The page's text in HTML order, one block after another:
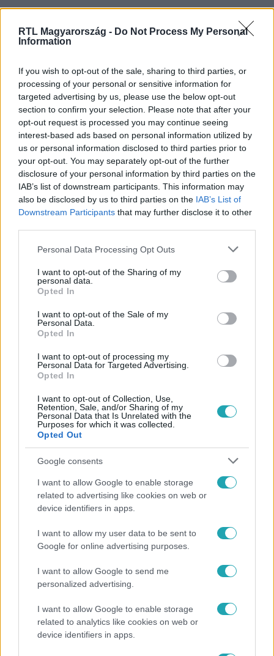
RTL Magyarország - Do Not Process My Personal
Information
If you wish to opt-out of the sale, sharing to third parties, or
processing of your personal or sensitive information for
targeted advertising by us, please use the below opt-out
section to confirm your selection. Please note that after your
opt-out request is processed you may continue seeing
interest-based ads based on personal information utilized by
us or personal information disclosed to third parties prior to
your opt-out. You may separately opt-out of the further
disclosure of your personal information by third parties on the
IAB’s list of downstream participants. This information may
also be disclosed by us to third parties on the IAB’s List of
Downstream Participants that may further disclose it to other
Please note that this website/app uses one or more Google
not limited to your visit or usage behaviour. You may click to
grant or deny consent to Google and its third-party tags to
use your data for below specified purposes in below Google
consent section.
Personal Data Processing Opt Outs
I want to opt-out of the Sharing of my
personal data.
Opted In
I want to opt-out of the Sale of my
Personal Data.
Opted In
I want to opt-out of processing my
Personal Data for Targeted Advertising.
Opted In
I want to opt-out of Collection, Use,
Retention, Sale, and/or Sharing of my
Personal Data that Is Unrelated with the
Purposes for which it was collected.
Opted Out
Google consents
I want to allow Google to enable storage
related to advertising like cookies on web or
device identifiers in apps.
I want to allow my user data to be sent to
Google for online advertising purposes.
I want to allow Google to send me
personalized advertising.
I want to allow Google to enable storage
related to analytics like cookies on web or
device identifiers in apps.
Kövess minket, és értesülj a friss hírekről a
Facebookon is!
Követem
ÉLETMÓD TIPPEK
KISTESTŰ KUTYA STRESSZ
ÁLLATTERÁPIA
Népszerű
Átvonul a hidegfront az országon – így alakul a